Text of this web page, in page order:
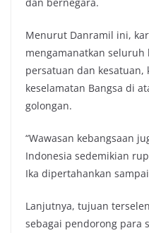
Menurut Danramil ini,
mengamanatkan seluruh
persatuan dan kesatuan,
keselamatan Bangsa di
golongan.
“Wawasan kebangsaan
Indonesia sedemikian
Ika dipertahankan
Lanjutnya, tujuan
sebagai pendorong para